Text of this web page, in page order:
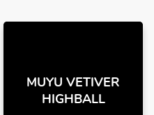
MUYU VETIVER
HIGHBALL